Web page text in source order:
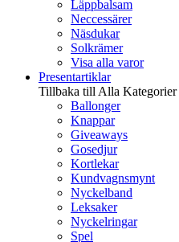
Läppbalsam
Neccessärer
Näsdukar
Solkrämer
Visa alla varor
Presentartiklar
Tillbaka till Alla Kategorier
Ballonger
Knappar
Giveaways
Gosedjur
Kortlekar
Kundvagnsmynt
Nyckelband
Leksaker
Nyckelringar
Spel